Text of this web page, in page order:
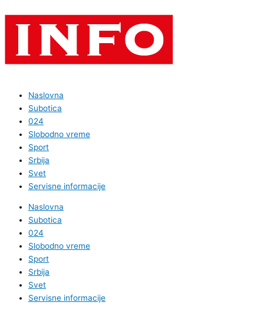
Naslovna
Subotica
024
Slobodno vreme
Sport
Srbija
Svet
Servisne informacije
Naslovna
Subotica
024
Slobodno vreme
Sport
Srbija
Svet
Servisne informacije